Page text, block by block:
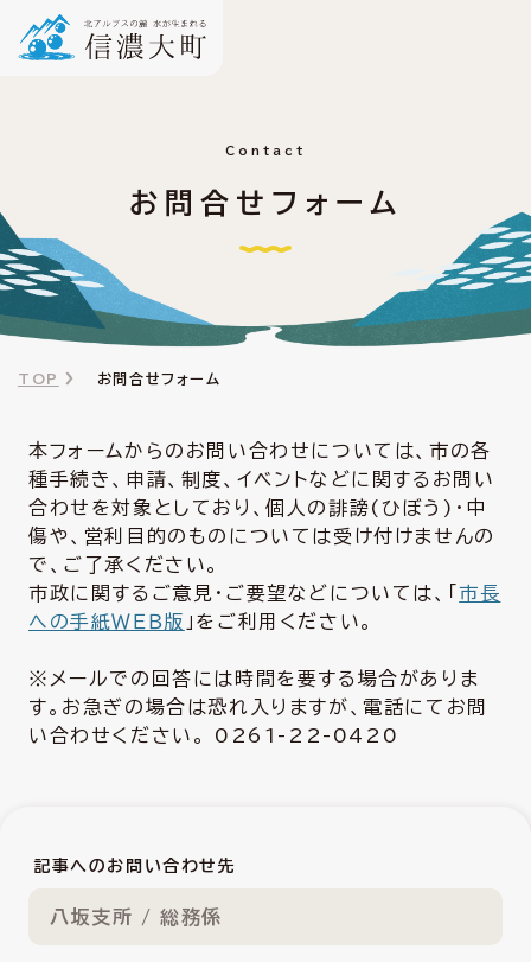
Contact
お問合せフォーム
TOP お問合せフォーム
本フォームからのお問い合わせについては、市の各
種手続き、申請、制度、イベントなどに関するお問い
合わせを対象としており、個人の誹謗(ひぼう)・中
傷や、営利目的のものについては受け付けませんの
で、ご了承ください。
市政に関するご意見・ご要望などについては、「市長
への手紙ＷＥＢ版 」をご利用ください。
※メールでの回答には時間を要する場合がありま
す。お急ぎの場合は恐れ入りますが、電話にてお問
い合わせください。 0261-22-0420
記事へのお問い合わせ先
八坂支所 / 総務係